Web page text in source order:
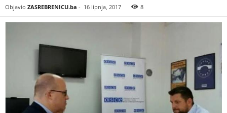
Objavio ZASREBRENICU.ba - 16 lipnja, 2017 8